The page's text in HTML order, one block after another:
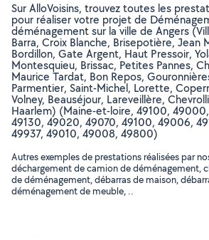
Sur AlloVoisins, trouvez toutes les
pour réaliser votre projet de
déménagement sur la ville de Angers
Barra, Croix Blanche, Brisepotière, Jean
Bordillon, Gate Argent, Haut Pressoir,
Montesquieu, Brissac, Petites Pannes,
Maurice Tardat, Bon Repos,
Parmentier, Saint-Michel, Lorette,
Volney, Beauséjour, Lareveillère,
Haarlem) (Maine-et-loire, 49100,
49130, 49020, 49070, 49100, 49006,
49937, 49010, 49008, 49800)
Autres exemples de prestations réalisées par
déchargement de camion de déménagement,
de déménagement, débarras de maison,
déménagement de meuble, ..